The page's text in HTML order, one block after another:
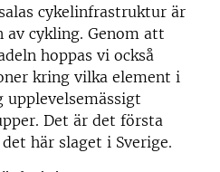
cykelinfrastruktur är
av cykling. Genom att
hoppas vi också
kring vilka element i
upplevelsemässigt
Det är det första
här slaget i Sverige.